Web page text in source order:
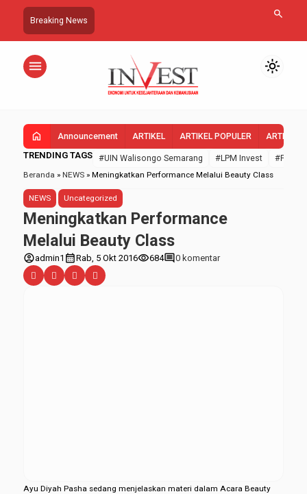
Breaking News search
menu light_mode
home Announcement ARTIKEL ARTIKEL POPULER ARTIKEL
TRENDING TAGS #UIN Walisongo Semarang #LPM Invest
#FEBI
Beranda » NEWS » Meningkatkan Performance Melalui Beauty Class
NEWS Uncategorized
Meningkatkan Performance
Melalui Beauty Class
account_circleadmin1 calendar_monthRab, 5 Okt 2016visibility684comment0 komentar
Ayu Diyah Pasha sedang menjelaskan materi dalam Acara Beauty